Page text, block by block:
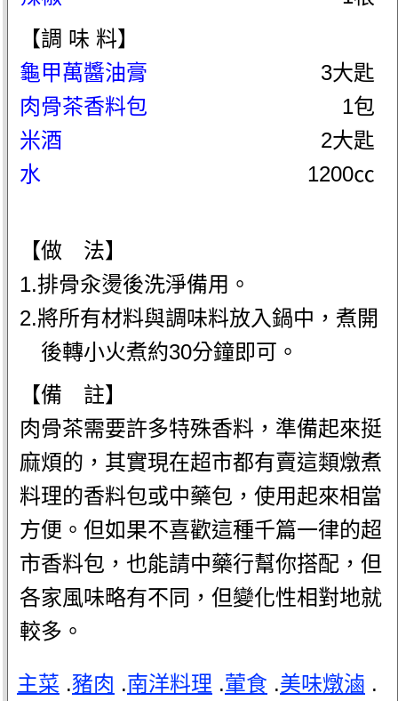
【調 味 料】
龜甲萬醬油膏
3大匙
肉骨茶香料包
1包
米酒
2大匙
水
1200㏄
【做 法】
1.排骨汆燙後洗淨備用。
2.將所有材料與調味料放入鍋中，煮開
後轉小火煮約30分鐘即可。
【備 註】
肉骨茶需要許多特殊香料，準備起來挺
麻煩的，其實現在超市都有賣這類燉煮
料理的香料包或中藥包，使用起來相當
方便。但如果不喜歡這種千篇一律的超
市香料包，也能請中藥行幫你搭配，但
各家風味略有不同，但變化性相對地就
較多。
主菜 .豬肉 .南洋料理 .葷食 .美味燉滷 .